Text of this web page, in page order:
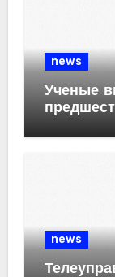
news
Ученые
news